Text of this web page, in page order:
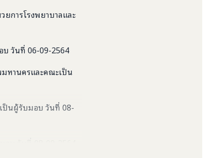
การโรงพยาบาลและ
วันที่ 06-09-2564
หานครและคณะเป็น
ป็นผู้รับมอบ วันที่ 08-